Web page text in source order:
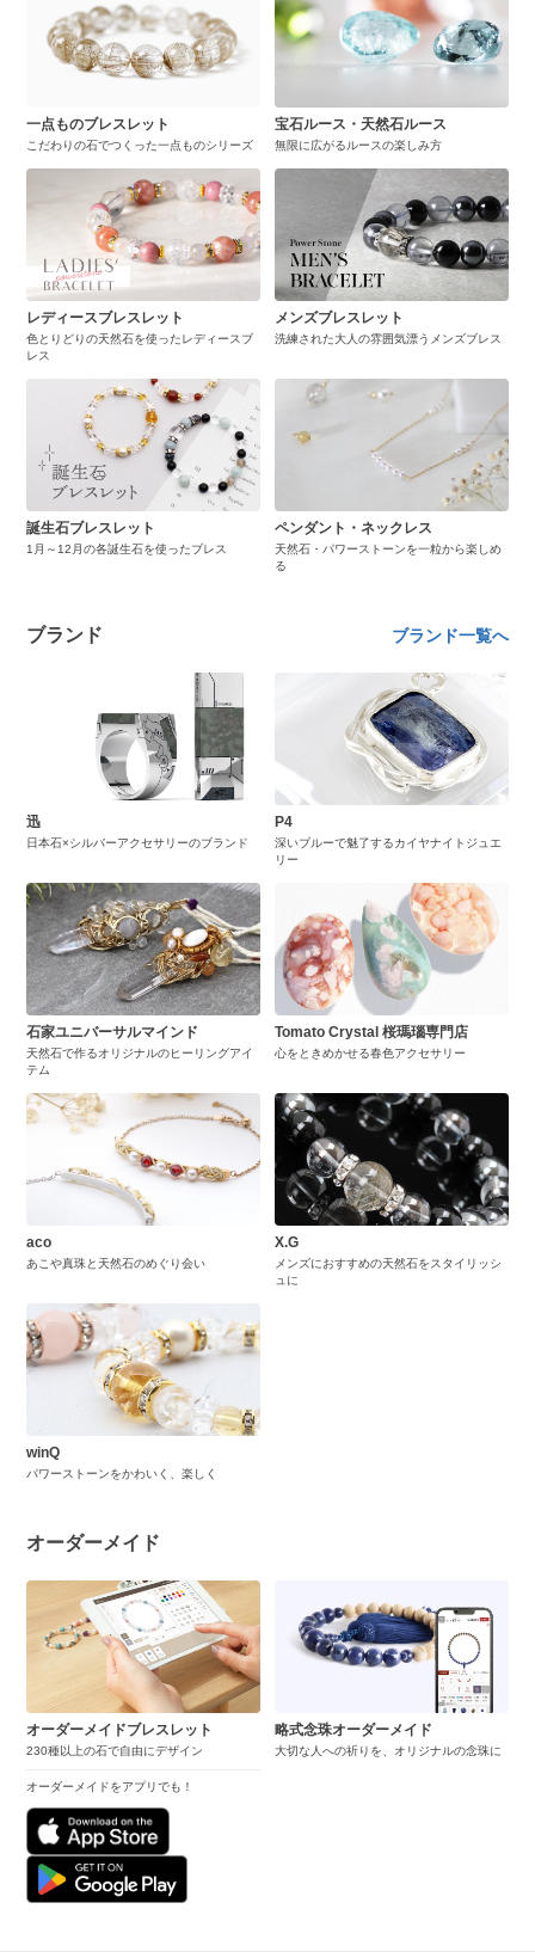
一点ものブレスレット
こだわりの石でつくった一点ものシリーズ
宝石ルース・天然石ルース
無限に広がるルースの楽しみ方
レディースブレスレット
色とりどりの天然石を使ったレディースブ
レス
メンズブレスレット
洗練された大人の雰囲気漂うメンズブレス
誕生石ブレスレット
1月～12月の各誕生石を使ったブレス
ペンダント・ネックレス
天然石・パワーストーンを一粒から楽しめ
る
ブランド ブランド一覧へ
迅
日本石×シルバーアクセサリーのブランド
P4
深いブルーで魅了するカイヤナイトジュエ
リー
石家ユニバーサルマインド
天然石で作るオリジナルのヒーリングアイ
テム
Tomato Crystal 桜瑪瑙専門店
心をときめかせる春色アクセサリー
aco
あこや真珠と天然石のめぐり会い
X.G
メンズにおすすめの天然石をスタイリッシ
ュに
winQ
パワーストーンをかわいく、楽しく
オーダーメイド
オーダーメイドブレスレット
230種以上の石で自由にデザイン
オーダーメイドをアプリでも！
略式念珠オーダーメイド
大切な人への祈りを、オリジナルの念珠に